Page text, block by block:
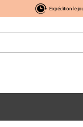
Expédition le